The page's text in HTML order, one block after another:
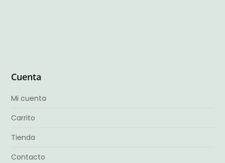
Cuenta
Mi cuenta
Carrito
Tienda
Contacto